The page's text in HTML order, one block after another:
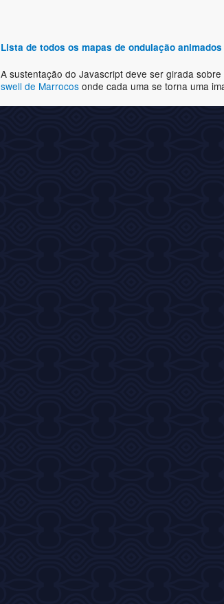
Lista de todos os mapas de ondulação animados
A sustentação do Javascript deve ser girada
swell de Marrocos onde cada uma se torna uma